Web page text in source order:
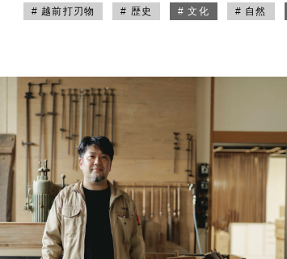
# 越前打刃物 # 歴史 # 文化 # 自然